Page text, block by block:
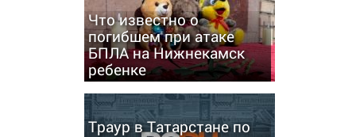
Что известно о
погибшем при атаке
БПЛА на Нижнекамск
ребенке
Траур в Татарстане по